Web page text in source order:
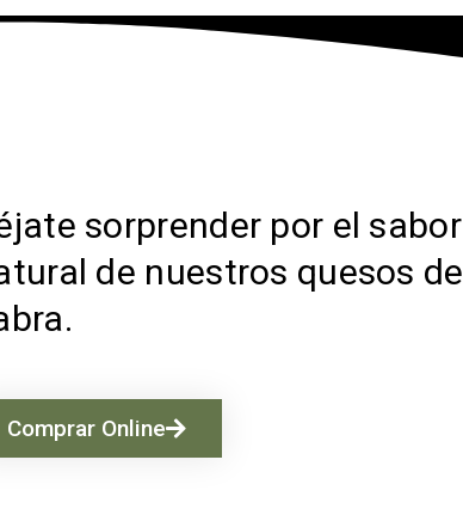
sorprender por el sabor
de nuestros quesos de
Comprar Online